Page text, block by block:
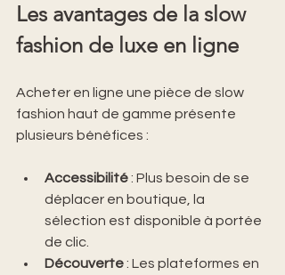
Les avantages de la slow
fashion de luxe en ligne
Acheter en ligne une pièce de slow
fashion haut de gamme présente
plusieurs bénéfices :
Accessibilité : Plus besoin de se
déplacer en boutique, la
sélection est disponible à portée
de clic.
Découverte : Les plateformes en